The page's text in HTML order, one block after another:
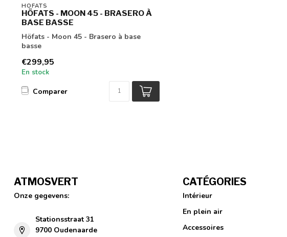
HÖFATS
HÖFATS - MOON 45 - BRASERO À
BASE BASSE
Höfats - Moon 45 - Brasero à base
basse
€299,95
En stock
Comparer
ATMOSVERT
Onze gegevens:
Stationsstraat 31
9700 Oudenaarde
CATÉGORIES
Intérieur
En plein air
Accessoires